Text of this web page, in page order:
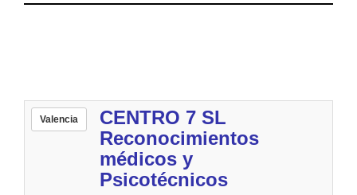
Valencia
CENTRO 7 SL
Reconocimientos
médicos y
Psicotécnicos